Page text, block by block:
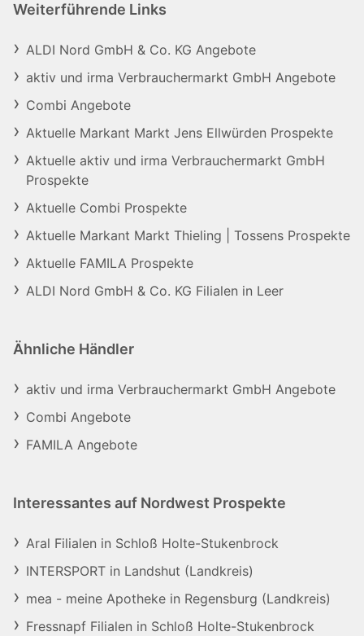
Weiterführende Links
ALDI Nord GmbH & Co. KG Angebote
aktiv und irma Verbrauchermarkt GmbH Angebote
Combi Angebote
Aktuelle Markant Markt Jens Ellwürden Prospekte
Aktuelle aktiv und irma Verbrauchermarkt GmbH
Prospekte
Aktuelle Combi Prospekte
Aktuelle Markant Markt Thieling | Tossens Prospekte
Aktuelle FAMILA Prospekte
ALDI Nord GmbH & Co. KG Filialen in Leer
Ähnliche Händler
aktiv und irma Verbrauchermarkt GmbH Angebote
Combi Angebote
FAMILA Angebote
Interessantes auf Nordwest Prospekte
Aral Filialen in Schloß Holte-Stukenbrock
INTERSPORT in Landshut (Landkreis)
mea - meine Apotheke in Regensburg (Landkreis)
Fressnapf Filialen in Schloß Holte-Stukenbrock